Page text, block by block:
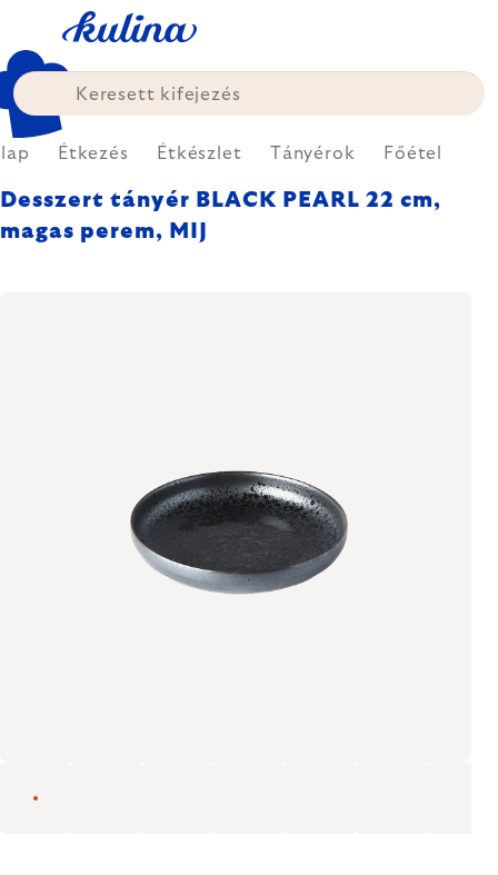
fő
tartalomhoz
Étkezés Étkészlet Tányérok Főétel
Desszert tányér BLACK PEARL 22 cm,
magas perem, MIJ